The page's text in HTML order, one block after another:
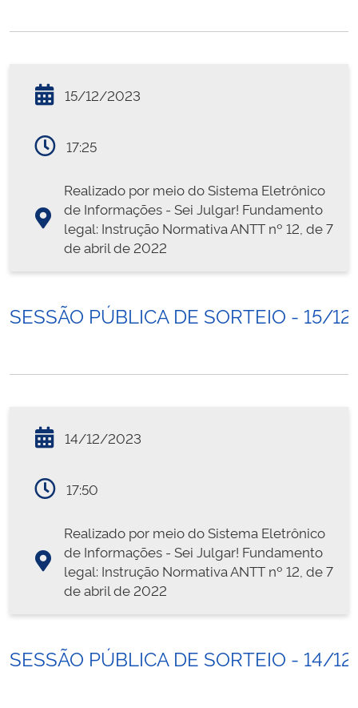
15/12/2023
17:25
Realizado por meio do Sistema Eletrônico
de Informações - Sei Julgar! Fundamento
legal: Instrução Normativa ANTT nº 12, de 7
de abril de 2022
SESSÃO PÚBLICA DE SORTEIO - 15/
14/12/2023
17:50
Realizado por meio do Sistema Eletrônico
de Informações - Sei Julgar! Fundamento
legal: Instrução Normativa ANTT nº 12, de 7
de abril de 2022
SESSÃO PÚBLICA DE SORTEIO - 14/